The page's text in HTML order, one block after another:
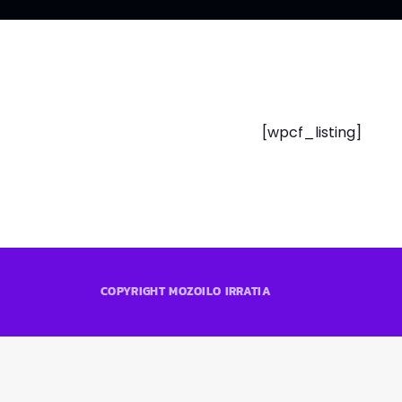
[wpcf_listing]
COPYRIGHT MOZOILO IRRATIA